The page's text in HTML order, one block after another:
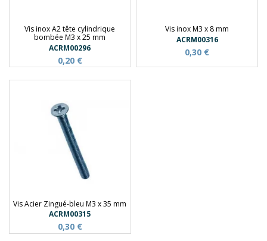
Vis inox A2 tête cylindrique
bombée M3 x 25 mm
ACRM00296
0,20 €
Vis inox M3 x 8 mm
ACRM00316
0,30 €
Vis Acier Zingué-bleu M3 x 35 mm
ACRM00315
0,30 €